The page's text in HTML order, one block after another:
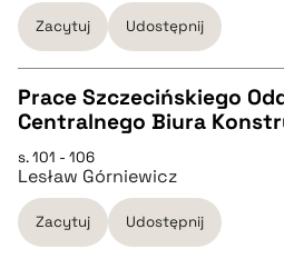
pobierz cytat
BIBTEX
pobierz cytat
Zacytuj Udostępnij
CZYSTY TEKST
pobierz cytat
Prace Szczecińskiego
Centralnego Biura
s. 101 - 106
Lesław Górniewicz
Zacytuj Udostępnij